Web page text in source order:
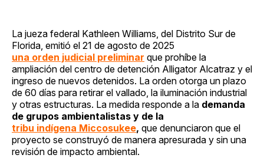
La jueza federal Kathleen Williams, del Distrito Sur de
Florida, emitió el 21 de agosto de 2025
una orden judicial preliminar que prohíbe la
ampliación del centro de detención Alligator Alcatraz y el
ingreso de nuevos detenidos. La orden otorga un plazo
de 60 días para retirar el vallado, la iluminación industrial
y otras estructuras. La medida responde a la demanda
de grupos ambientalistas y de la
tribu indígena Miccosukee, que denunciaron que el
proyecto se construyó de manera apresurada y sin una
revisión de impacto ambiental.